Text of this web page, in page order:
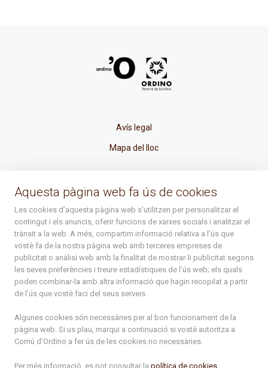
Avís legal
Mapa del lloc
atenciociutadana@ordino.ad
+376 878 100
De Dl. a Dv. : de 8 a 16h (els divendres a partir de l'1 de juny
fins al divendres de la setmana de Meritxell : de 8 a 14h)
Rep tota l'actualitat del Comú d'Ordino en el teu correu
Subscriu-te
Aquesta pàgina web fa ús de cookies
Les cookies d’aquesta pàgina web s’utilitzen per personalitzar el
contingut i els anuncis, oferir funcions de xarxes socials i analitzar el
trànsit a la web. A més, compartim informació relativa a l’ús que
vostè fa de la nostra pàgina web amb terceres empreses de
publicitat o anàlisi web amb la finalitat de mostrar-li publicitat segons
les seves preferències i treure estadístiques de l’ús web; els quals
poden combinar-la amb altra informació que hagin recopilat a partir
de l’ús que vostè faci del seus serveis.
Algunes cookies són necessàries per al bon funcionament de la
pàgina web. Si us plau, marqui a continuació si vostè autoritza a
Comú d'Ordino a fer ús de les cookies no necessàries.
Per més informació, es pot consultar la política de cookies